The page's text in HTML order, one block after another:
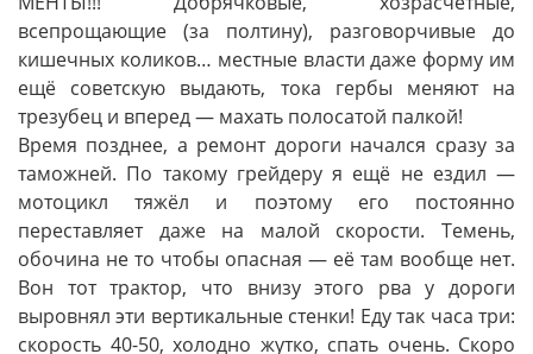
всепрощающие (за полтину), разговорчивые до
кишечных коликов… местные власти даже форму им
ещё советскую выдають, тока гербы меняют на
трезубец и вперед — махать полосатой палкой!
Время позднее, а ремонт дороги начался сразу за
таможней. По такому грейдеру я ещё не ездил —
мотоцикл тяжёл и поэтому его постоянно
переставляет даже на малой скорости. Темень,
обочина не то чтобы опасная — её там вообще нет.
Вон тот трактор, что внизу этого рва у дороги
выровнял эти вертикальные стенки! Еду так часа три:
скорость 40-50, холодно жутко, спать очень. Скоро